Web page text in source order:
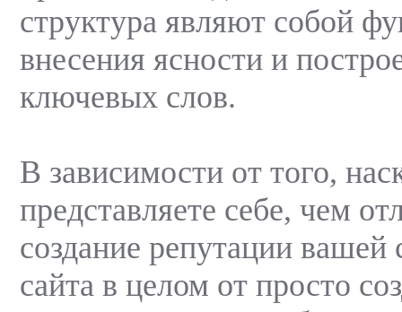
структура являют собой
внесения ясности и
ключевых слов.
В зависимости от того,
представляете себе, чем
создание репутации
сайта в целом от просто